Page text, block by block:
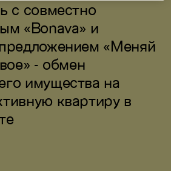
с совместно
«Bonava» и
«Меняй
- обмен
имущества на
квартиру в